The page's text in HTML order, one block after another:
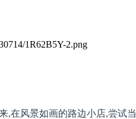
,在风景如画的路边小店,尝试